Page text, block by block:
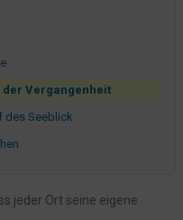
der Vergangenheit
des Seeblick
des Sankelmarker Sees
jeder Ort seine eigene